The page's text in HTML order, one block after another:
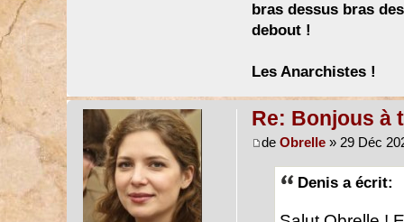
bras dessus bras
debout !
Les Anarchistes !
Re: Bonjous à
de Obrelle» 29 Déc
Denis a écrit: